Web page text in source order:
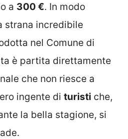
a 300 €. In modo
strana incredibile
nel Comune di
è partita direttamente
che non riesce a
ingente di turisti che,
la bella stagione, si